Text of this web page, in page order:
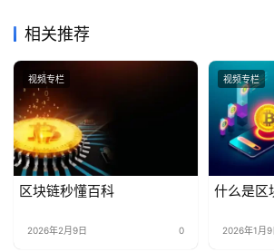
相关推荐
视频专栏
区块链秒懂百科
2026年2月9日 0
视频专栏
什么是区
2026年1月9